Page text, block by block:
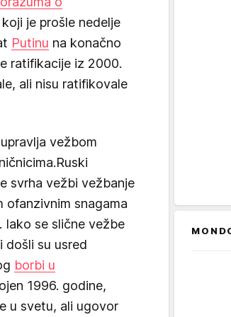
koji je prošle nedelje
Putinu na konačno
ratifikacije iz 2000.
ali nisu ratifikovale
vežbom
svrha vežbi vežbanje
ofanzivnim snagama
Iako se slične vežbe
došli su usred
borbi u
1996. godine,
u svetu, ali ugovor